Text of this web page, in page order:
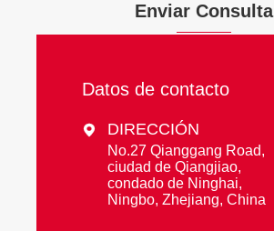
Enviar Consulta
Datos de contacto
 DIRECCIÓN
No.27 Qianggang Road,
ciudad de Qiangjiao,
condado de Ninghai,
Ningbo, Zhejiang, China